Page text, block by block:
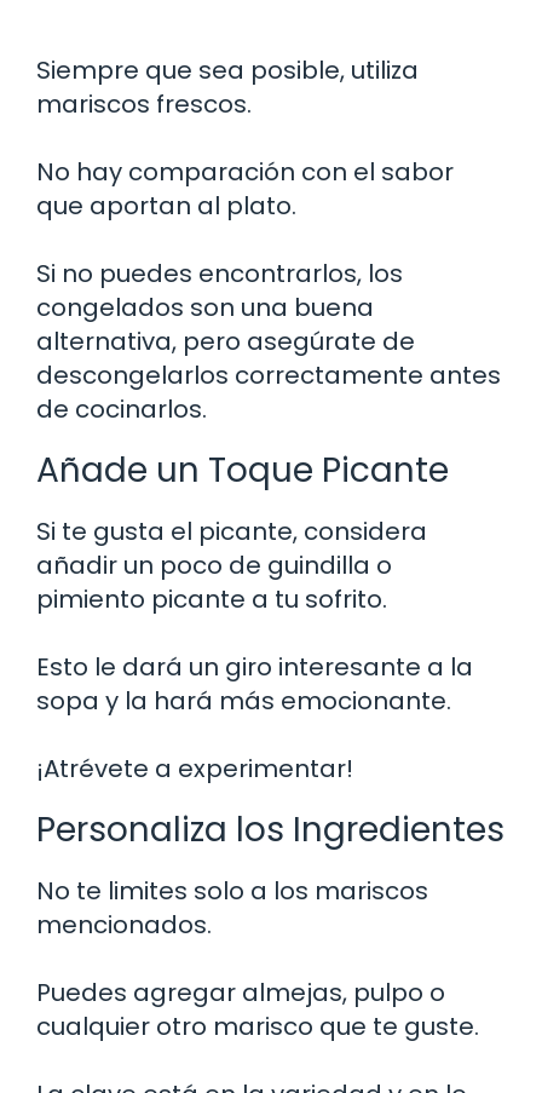
Siempre que sea posible, utiliza
mariscos frescos.
No hay comparación con el sabor
que aportan al plato.
Si no puedes encontrarlos, los
congelados son una buena
alternativa, pero asegúrate de
descongelarlos correctamente antes
de cocinarlos.
Añade un Toque Picante
Si te gusta el picante, considera
añadir un poco de guindilla o
pimiento picante a tu sofrito.
Esto le dará un giro interesante a la
sopa y la hará más emocionante.
¡Atrévete a experimentar!
Personaliza los Ingredientes
No te limites solo a los mariscos
mencionados.
Puedes agregar almejas, pulpo o
cualquier otro marisco que te guste.